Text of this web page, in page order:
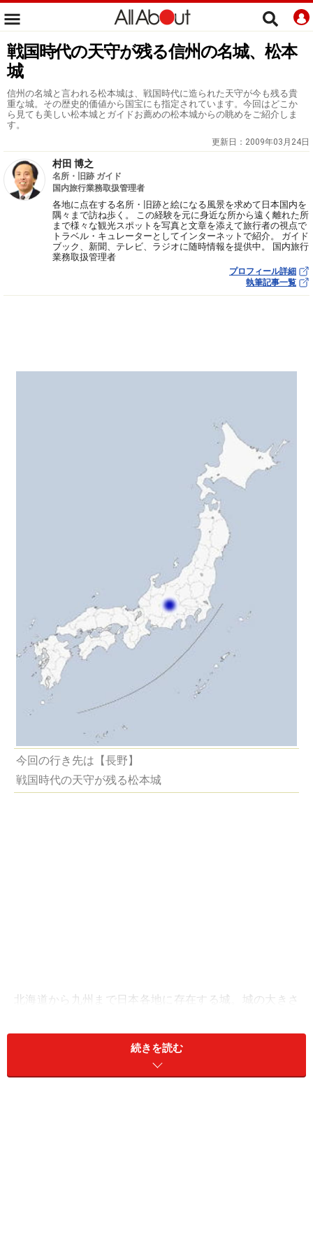
戦国時代の天守が残る信州の名城、松本
城
信州の名城と言われる松本城は、戦国時代に造られた天守が今も残る貴
重な城。その歴史的価値から国宝にも指定されています。今回はどこか
ら見ても美しい松本城とガイドお薦めの松本城からの眺めをご紹介しま
す。
更新日： 2009年03月24日
村田 博之
名所・旧跡 ガイド
国内旅行業務取扱管理者
各地に点在する名所・旧跡と絵になる風景を求めて日本国内を
隅々まで訪ね歩く。 この経験を元に身近な所から遠く離れた所
まで様々な観光スポットを写真と文章を添えて旅行者の視点で
トラベル・キュレーターとしてインターネットで紹介。 ガイド
ブック、新聞、テレビ、ラジオに随時情報を提供中。 国内旅行
業務取扱管理者
プロフィール詳細
執筆記事一覧
今回の行き先は【長野】
戦国時代の天守が残る松本城
北海道から九州まで日本各地に存在する城。城の大きさ
人々に親しまれていますね。
続きを読む